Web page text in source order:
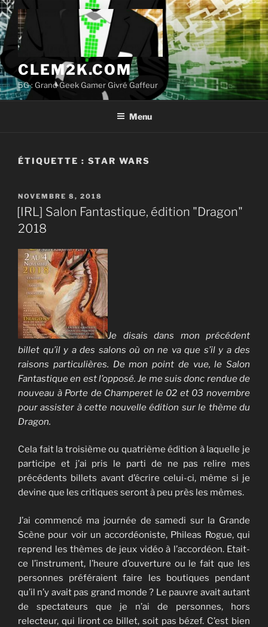
Aller
au
contenu
principal
CLEM2K.COM
5G : Grand Geek Gamer Givré Gaffeur
Menu
ÉTIQUETTE : STAR WARS
PUBLIÉ
LE
NOVEMBRE 8, 2018
[IRL] Salon Fantastique, édition "Dragon"
2018
Je disais dans mon précédent
billet qu’il y a des salons où on ne va que s’il y a des
raisons particulières. De mon point de vue, le Salon
Fantastique en est l’opposé. Je me suis donc rendue de
nouveau à Porte de Champeret le 02 et 03 novembre
pour assister à cette nouvelle édition sur le thème du
Dragon.
Cela fait la troisième ou quatrième édition à laquelle je
participe et j’ai pris le parti de ne pas relire mes
précédents billets avant d’écrire celui-ci, même si je
devine que les critiques seront à peu près les mêmes.
J’ai commencé ma journée de samedi sur la Grande
Scène pour voir un accordéoniste, Phileas Rogue, qui
reprend les thèmes de jeux vidéo à l’accordéon. Etait-
ce l’instrument, l’heure d’ouverture ou le fait que les
personnes préféraient faire les boutiques pendant
qu’il n’y avait pas grand monde ? Le pauvre avait autant
de spectateurs que je n’ai de personnes, hors
relecteur, qui liront ce billet, soit pas bézef. C’est bien